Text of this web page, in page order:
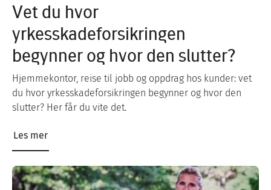
Vet du hvor
yrkesskadeforsikringen
begynner og hvor den slutter?
Hjemmekontor, reise til jobb og oppdrag hos kunder: vet
du hvor yrkesskadeforsikringen begynner og hvor den
slutter? Her får du vite det.
Les mer